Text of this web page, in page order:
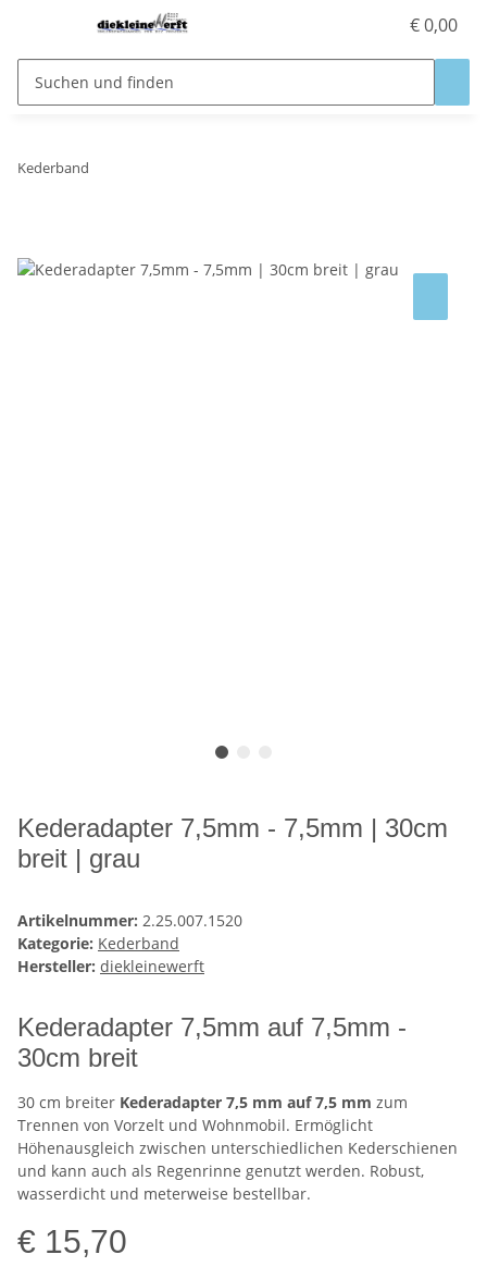
€ 0,00
Kederband
Kederadapter 7,5mm - 7,5mm | 30cm
breit | grau
Artikelnummer: 2.25.007.1520
Kategorie: Kederband
Hersteller: diekleinewerft
Kederadapter 7,5mm auf 7,5mm -
30cm breit
30 cm breiter Kederadapter 7,5 mm auf 7,5 mm zum
Trennen von Vorzelt und Wohnmobil. Ermöglicht
Höhenausgleich zwischen unterschiedlichen Kederschienen
und kann auch als Regenrinne genutzt werden. Robust,
wasserdicht und meterweise bestellbar.
€ 15,70